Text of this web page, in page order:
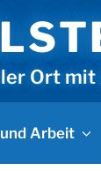
Ort
Arbeit